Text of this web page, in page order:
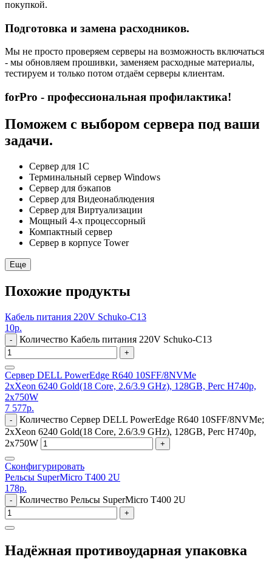
покупкой.
Подготовка и замена расходников.
Мы не просто проверяем серверы на возможность включаться
- мы обновляем прошивки, заменяем расходные материалы,
тестируем и только потом отдаём серверы клиентам.
forPro - профессиональная профилактика!
Поможем с выбором сервера под ваши
задачи.
Сервер для 1С
Терминальный сервер Windows
Сервер для бэкапов
Сервер для Видеонаблюдения
Сервер для Виртуализации
Мощный 4-х процессорный
Компактный сервер
Сервер в корпусе Tower
Еще
Похожие продукты
Кабель питания 220V Schuko-C13
10р.
- Количество Кабель питания 220V Schuko-C13
+
Сервер DELL PowerEdge R640 10SFF/8NVMe
2xXeon 6240 Gold(18 Core, 2.6/3.9 GHz), 128GB, Perc H740p,
2x750W
7 577р.
-
Количество Сервер DELL PowerEdge R640 10SFF/8NVMe;
2xXeon 6240 Gold(18 Core, 2.6/3.9 GHz), 128GB, Perc H740p,
2x750W
+
Сконфигурировать
Рельсы SuperMicro T400 2U
178р.
- Количество Рельсы SuperMicro T400 2U
+
Надёжная противоударная упаковка